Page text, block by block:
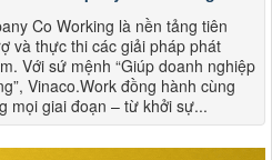
Co Working là nền tảng tiên
và thực thi các giải pháp phát
Với sứ mệnh “Giúp doanh nghiệp
Vinaco.Work đồng hành cùng
mọi giai đoạn – từ khởi sự...